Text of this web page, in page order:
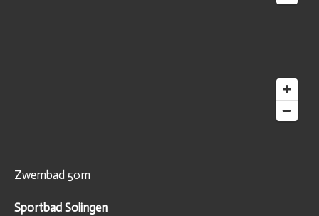
Zwembad 50m
Sportbad Solingen